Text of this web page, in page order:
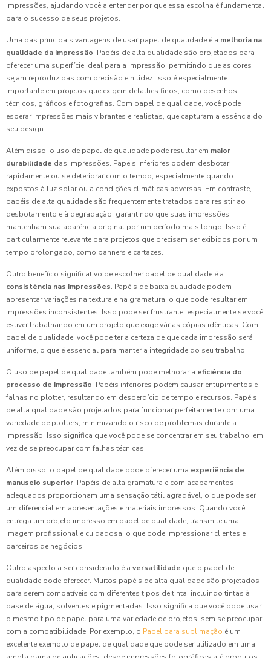
impressões, ajudando você a entender por que essa escolha é fundamental
para o sucesso de seus projetos.
Uma das principais vantagens de usar papel de qualidade é a melhoria na
qualidade da impressão. Papéis de alta qualidade são projetados para
oferecer uma superfície ideal para a impressão, permitindo que as cores
sejam reproduzidas com precisão e nitidez. Isso é especialmente
importante em projetos que exigem detalhes finos, como desenhos
técnicos, gráficos e fotografias. Com papel de qualidade, você pode
esperar impressões mais vibrantes e realistas, que capturam a essência do
seu design.
Além disso, o uso de papel de qualidade pode resultar em maior
durabilidade das impressões. Papéis inferiores podem desbotar
rapidamente ou se deteriorar com o tempo, especialmente quando
expostos à luz solar ou a condições climáticas adversas. Em contraste,
papéis de alta qualidade são frequentemente tratados para resistir ao
desbotamento e à degradação, garantindo que suas impressões
mantenham sua aparência original por um período mais longo. Isso é
particularmente relevante para projetos que precisam ser exibidos por um
tempo prolongado, como banners e cartazes.
Outro benefício significativo de escolher papel de qualidade é a
consistência nas impressões. Papéis de baixa qualidade podem
apresentar variações na textura e na gramatura, o que pode resultar em
impressões inconsistentes. Isso pode ser frustrante, especialmente se você
estiver trabalhando em um projeto que exige várias cópias idênticas. Com
papel de qualidade, você pode ter a certeza de que cada impressão será
uniforme, o que é essencial para manter a integridade do seu trabalho.
O uso de papel de qualidade também pode melhorar a eficiência do
processo de impressão. Papéis inferiores podem causar entupimentos e
falhas no plotter, resultando em desperdício de tempo e recursos. Papéis
de alta qualidade são projetados para funcionar perfeitamente com uma
variedade de plotters, minimizando o risco de problemas durante a
impressão. Isso significa que você pode se concentrar em seu trabalho, em
vez de se preocupar com falhas técnicas.
Além disso, o papel de qualidade pode oferecer uma experiência de
manuseio superior. Papéis de alta gramatura e com acabamentos
adequados proporcionam uma sensação tátil agradável, o que pode ser
um diferencial em apresentações e materiais impressos. Quando você
entrega um projeto impresso em papel de qualidade, transmite uma
imagem profissional e cuidadosa, o que pode impressionar clientes e
parceiros de negócios.
Outro aspecto a ser considerado é a versatilidade que o papel de
qualidade pode oferecer. Muitos papéis de alta qualidade são projetados
para serem compatíveis com diferentes tipos de tinta, incluindo tintas à
base de água, solventes e pigmentadas. Isso significa que você pode usar
o mesmo tipo de papel para uma variedade de projetos, sem se preocupar
com a compatibilidade. Por exemplo, o Papel para sublimação é um
excelente exemplo de papel de qualidade que pode ser utilizado em uma